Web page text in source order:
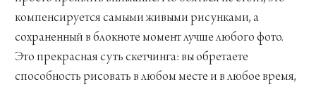
компенсируется самыми живыми рисунками, а
сохраненный в блокноте момент лучше любого фото.
Это прекрасная суть скетчинга: вы обретаете
способность рисовать в любом месте и в любое время,